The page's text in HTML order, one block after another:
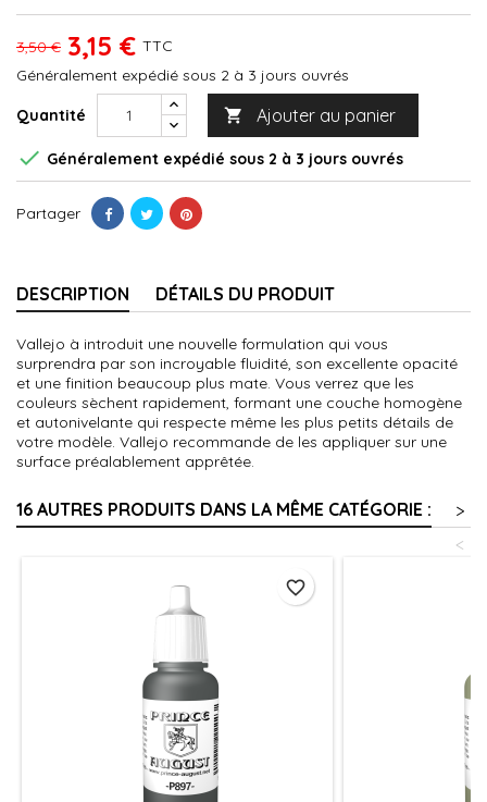
3,50 € 3,15 € TTC
Généralement expédié sous 2 à 3 jours ouvrés
Quantité  Ajouter au panier
 Généralement expédié sous 2 à 3 jours ouvrés
Partager
DESCRIPTION DÉTAILS DU PRODUIT
Vallejo à introduit une nouvelle formulation qui vous
surprendra par son incroyable fluidité, son excellente opacité
et une finition beaucoup plus mate. Vous verrez que les
couleurs sèchent rapidement, formant une couche homogène
et autonivelante qui respecte même les plus petits détails de
votre modèle. Vallejo recommande de les appliquer sur une
surface préalablement apprêtée.
16 AUTRES PRODUITS DANS LA MÊME CATÉGORIE :
>
<
favorite_border